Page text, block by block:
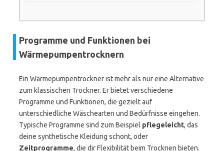
Programme und Funktionen bei
Wärmepumpentrocknern
Ein Wärmepumpentrockner ist mehr als nur eine Alternative
zum klassischen Trockner. Er bietet verschiedene
Programme und Funktionen, die gezielt auf
unterschiedliche Wäschearten und Bedürfnisse eingehen.
Typische Programme sind zum Beispiel pflegeleicht, das
deine synthetische Kleidung schont, oder
Zeitprogramme, die dir Flexibilität beim Trocknen bieten.